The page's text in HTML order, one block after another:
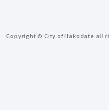
Copyright © City of Hakodate all